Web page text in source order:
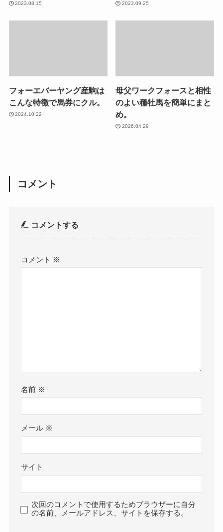
2023.08.15 2023.09.25
フォーエバーヤング産駒は
こんな特徴で馬券にクル。
2024.10.22
母父ワークフォースと相性
のよい種牡馬を簡単にまと
め。
2026.04.29
コメント
コメントする
コメント ※
名前 ※
メール ※
サイト
次回のコメントで使用するためブラウザーに自分
の名前、メールアドレス、サイトを保存する。